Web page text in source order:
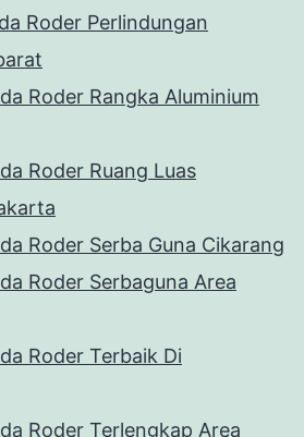
Roder Perlindungan
Roder Rangka Aluminium
Roder Ruang Luas
Roder Serba Guna Cikarang
Roder Serbaguna Area
Roder Terbaik Di
Roder Terlengkap Area